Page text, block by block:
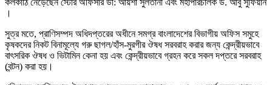
কলকাঠি নেড়েছেন স্টোর অফিসার ডা: আয়শা সুলতানা এবং মহাপরিচালক ড. আবু সুফিয়ান
।
সুত্র মতে, প্রাণিসম্পদ অধিদপ্তরের অধীনে সমগ্র বাংলাদেশের বিভাগীয় অফিস সমুহে
কৃষকদের নিকট বিনামূল্যে গরু ছাগল/হাঁস-মুরগীর ঔষধ সরবরাহ করার জন্য কেন্দ্রীয়ভাবে
বাৎসরিক ঔষধ ও ভিটামিন কেনা হয় এবং কেন্দ্রীয়ভাবে গ্রহন করে সকল দপ্তরে সরবরাহ
(বন্টন) করা হয়।